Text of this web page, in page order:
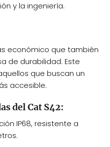
y la ingeniería.
económico que también
de durabilidad. Este
que buscan un
accesible.
del Cat S42:
IP68, resistente a